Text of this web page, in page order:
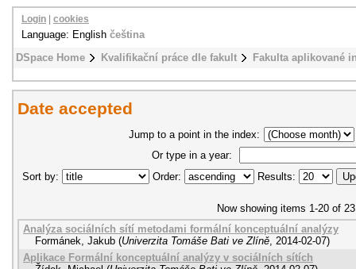
DSpace Home Kvalifikační práce dle fakult Fakulta aplikované
Login cookies
Language: English čeština
Date accepted
Jump to a point in the index:
Or type in a year:
Sort by:
Order: Results:
Now showing items 1-20 of 23
Analýza sociálních sítí metodami formální konceptuální analýzy
Formánek, Jakub (Univerzita Tomáše Bati ve Zlíně, 2014-02-07)
Aplikace Formální konceptuální analýzy v sociálních sítích